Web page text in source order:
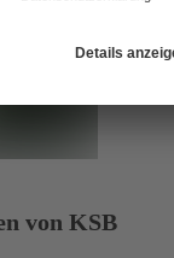
von KSB